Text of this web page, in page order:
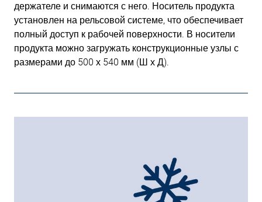
держателе и снимаются с него. Носитель продукта
установлен на рельсовой системе, что обеспечивает
полный доступ к рабочей поверхности. В носители
продукта можно загружать конструкционные узлы с
размерами до 500 х 540 мм (Ш х Д).